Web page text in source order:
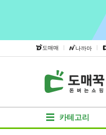
도매매 | 나까마 |
카테고리